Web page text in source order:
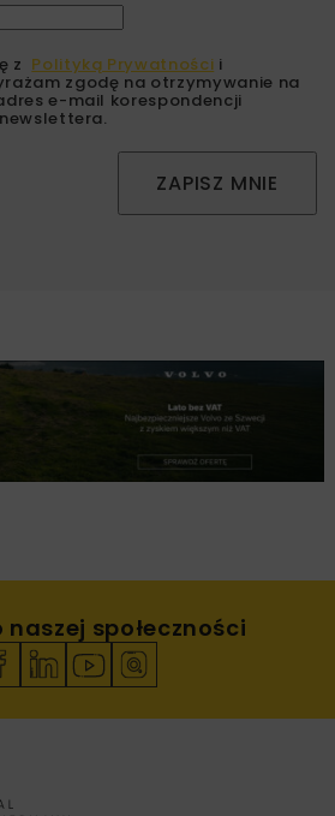
z Polityką Prywatności i
zgodę na otrzymywanie na
e-mail korespondencji
ZAPISZ MNIE
naszej społeczności